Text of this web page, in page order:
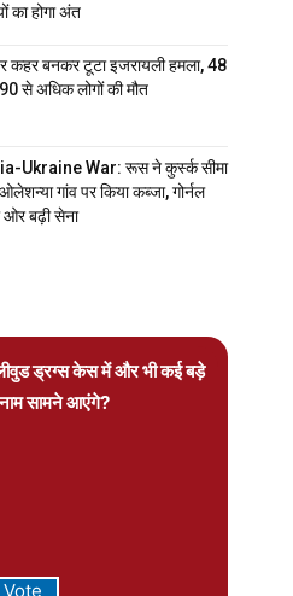
का होगा अंत
कहर बनकर टूटा इजरायली हमला, 48
से अधिक लोगों की मौत
Ukraine War: रूस ने कुर्स्क सीमा
गांव पर किया कब्जा, गोर्नल
ओर बढ़ी सेना
ड्रग्स केस में और भी कई बड़े
नाम सामने आएंगे?